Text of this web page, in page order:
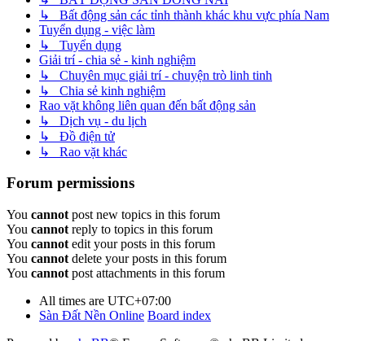
↳ Bất động sản các tỉnh thành khác khu vực phía Nam
Tuyển dụng - việc làm
↳ Tuyển dụng
Giải trí - chia sẻ - kinh nghiệm
↳ Chuyên mục giải trí - chuyện trò linh tinh
↳ Chia sẻ kinh nghiệm
Rao vặt không liên quan đến bất động sản
↳ Dịch vụ - du lịch
↳ Đồ điện tử
↳ Rao vặt khác
Forum permissions
You cannot post new topics in this forum
You cannot reply to topics in this forum
You cannot edit your posts in this forum
You cannot delete your posts in this forum
You cannot post attachments in this forum
All times are UTC+07:00
Sàn Đất Nền Online Board index